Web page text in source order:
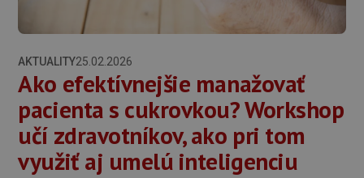
AKTUALITY25.02.2026
Ako efektívnejšie manažovať
pacienta s cukrovkou? Workshop
učí zdravotníkov, ako pri tom
využiť aj umelú inteligenciu